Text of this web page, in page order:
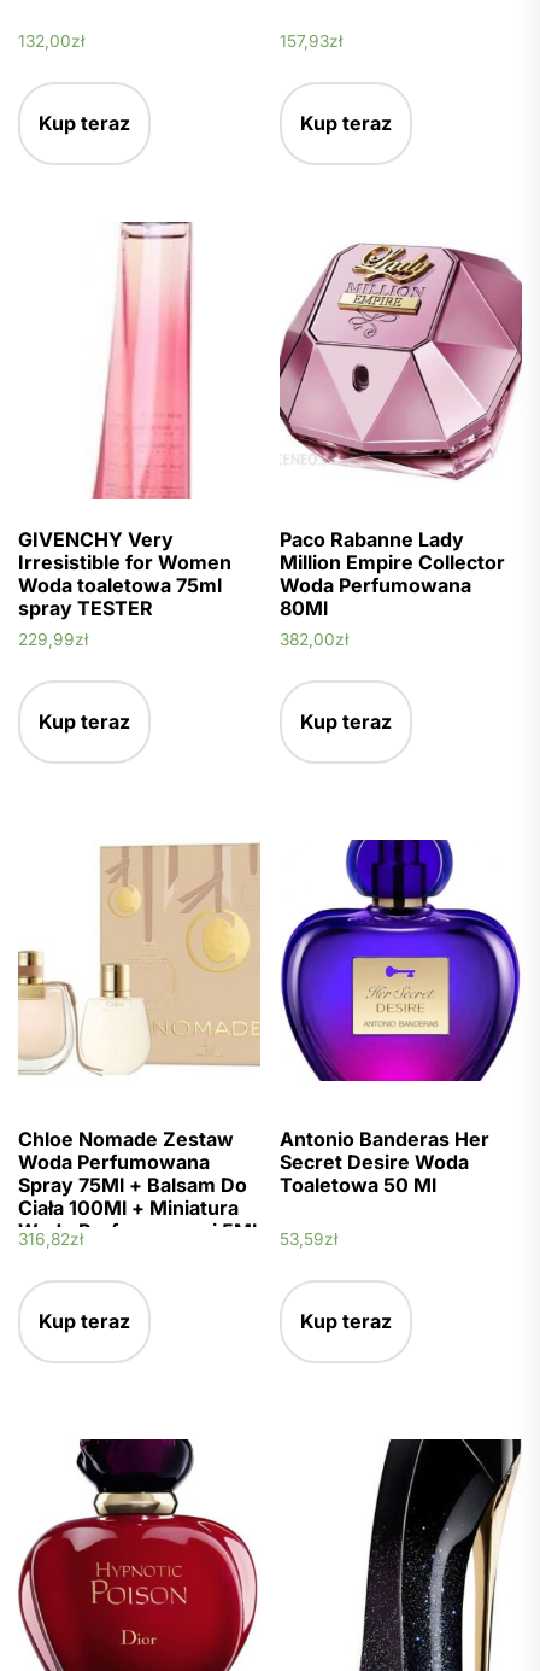
132,00zł
Kup teraz
157,93zł
Kup teraz
GIVENCHY Very
Irresistible for Women
Woda toaletowa 75ml
spray TESTER
229,99zł
Kup teraz
Paco Rabanne Lady
Million Empire Collector
Woda Perfumowana
80Ml
382,00zł
Kup teraz
Chloe Nomade Zestaw
Woda Perfumowana
Spray 75Ml + Balsam Do
Ciała 100Ml + Miniatura
Wody Perfumowanej 5Ml
316,82zł
Kup teraz
Antonio Banderas Her
Secret Desire Woda
Toaletowa 50 Ml
53,59zł
Kup teraz